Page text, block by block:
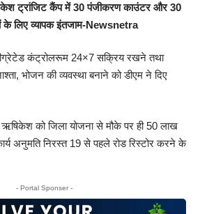
ट्रांजिट कैंप में 30 पंजीकरण काउंटर और 30
के लिए व्यापक इंतजाम-Newsnetra
कंट्रोलरूम 24×7 सक्रिय रखने तथा
भोजन की व्यवस्था बनाने को डीएम ने दिए
ऋषिकेश को जिला योजना से मौके पर ही 50 लाख
अनुमति निरस्त 19 से पहले रोड रिस्टोर करने के
- Portal Sponser -